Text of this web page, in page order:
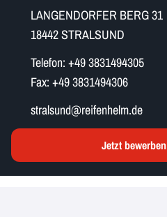
LANGENDORFER BERG 31
18442 STRALSUND
Telefon: +49 3831494305
Fax: +49 3831494306
s​t​r​a​l​s​u​n​d​@reifenhelm.de
Jetzt bewerben